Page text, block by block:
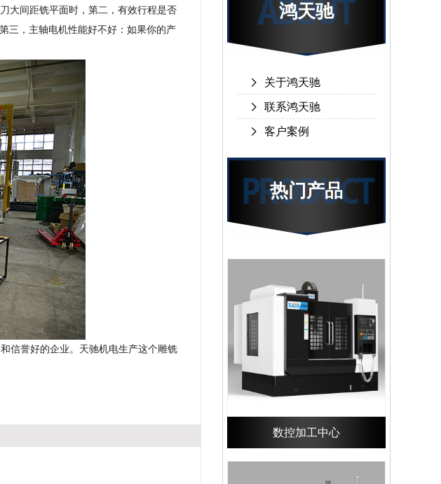
大间距铣平面时，第二，有效行程是否
三，主轴电机性能好不好：如果你的产
信誉好的企业。天驰机电生产这个雕铣
鸿天驰
关于鸿天驰
联系鸿天驰
客户案例
热门产品
数控加工中心